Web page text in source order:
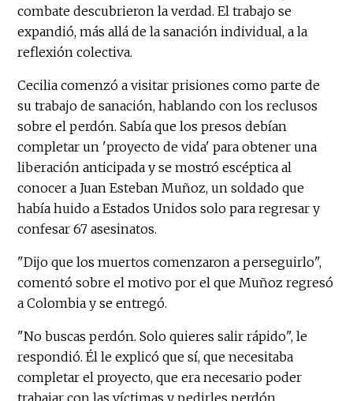
combate descubrieron la verdad. El trabajo se
expandió, más allá de la sanación individual, a la
reflexión colectiva.
Cecilia comenzó a visitar prisiones como parte de
su trabajo de sanación, hablando con los reclusos
sobre el perdón. Sabía que los presos debían
completar un 'proyecto de vida' para obtener una
liberación anticipada y se mostró escéptica al
conocer a Juan Esteban Muñoz, un soldado que
había huido a Estados Unidos solo para regresar y
confesar 67 asesinatos.
"Dijo que los muertos comenzaron a perseguirlo",
comentó sobre el motivo por el que Muñoz regresó
a Colombia y se entregó.
"No buscas perdón. Solo quieres salir rápido", le
respondió. Él le explicó que sí, que necesitaba
completar el proyecto, que era necesario poder